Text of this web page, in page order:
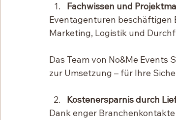
Fachwissen und
Eventagenturen beschäftigen
Marketing, Logistik und
Das Team von No&Me
zur Umsetzung – für Ihre
Kostenersparnis durch
Dank enger